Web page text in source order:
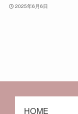
2025年6月6日
HOME